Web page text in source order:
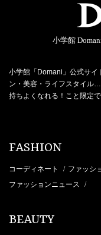
小学館
小学館「Domani」公式サイ
ン・美容・ライフスタイル
持ちよくなれる！こと限定
FASHION
コーディネート / ファッシ
ファッションニュース /
BEAUTY